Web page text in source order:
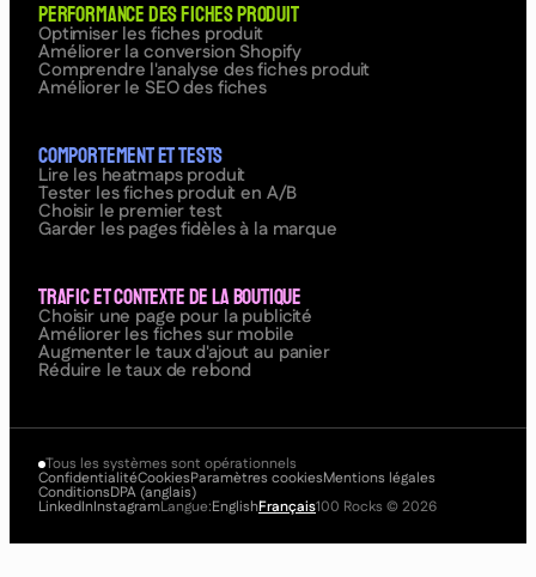
Performance des fiches produit
Optimiser les fiches produit
Améliorer la conversion Shopify
Comprendre l'analyse des fiches produit
Améliorer le SEO des fiches
Comportement et tests
Lire les heatmaps produit
Tester les fiches produit en A/B
Choisir le premier test
Garder les pages fidèles à la marque
Trafic et contexte de la boutique
Choisir une page pour la publicité
Améliorer les fiches sur mobile
Augmenter le taux d'ajout au panier
Réduire le taux de rebond
Tous les systèmes sont opérationnels
ConfidentialitéCookiesParamètres cookiesMentions légales
ConditionsDPA (anglais)
LinkedInInstagramLangue:EnglishFrançais100 Rocks ©2026